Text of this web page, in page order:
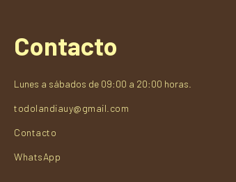
Contacto
Lunes a sábados de 09:00 a 20:00 horas.
todolandiauy@gmail.com
Contacto
WhatsApp